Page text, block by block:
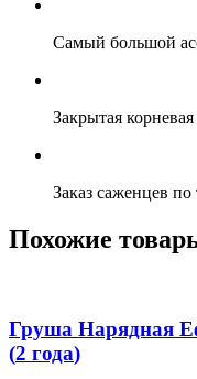
Самый большой
Закрытая
Заказ саженцев
Похожие
Груша Нарядная
(2 года)